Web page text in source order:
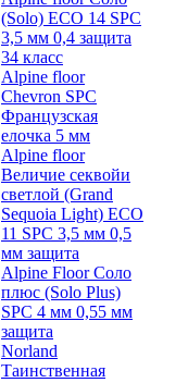
(Solo) ECO 14 SPC
3,5 мм 0,4 защита
34 класс
Alpine floor
Chevron SPC
Французская
елочка 5 мм
Alpine floor
Величие секвойи
светлой (Grand
Sequoia Light) ECO
11 SPC 3,5 мм 0,5
мм защита
Alpine Floor Соло
плюс (Solo Plus)
SPC 4 мм 0,55 мм
защита
Norland
Таинственная